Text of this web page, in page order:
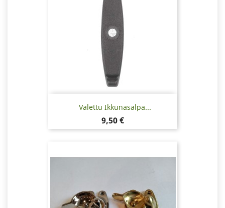
Valettu Ikkunasalpa...
Hinta
9,50 €